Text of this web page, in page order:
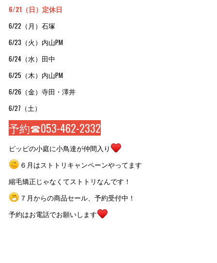
6/21（日）定休日
6/22（月）石塚
6/23（火）内山PM
6/24（水）田中
6/25（木）内山PM
6/26（金）寺田・澤井
6/27（土）
予約☎053-462-2332
ピッピの小庭に小鳥達が仲間入り
６月はストトリキャンペーンやってます
縮毛矯正じゃなくてストトリなんです！
７月からの商品セール、予約受付中！
予約はお電話でお願いします